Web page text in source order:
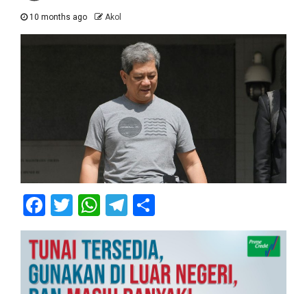
10 months ago Akol
Facebook
Twitter
WhatsApp
Telegram